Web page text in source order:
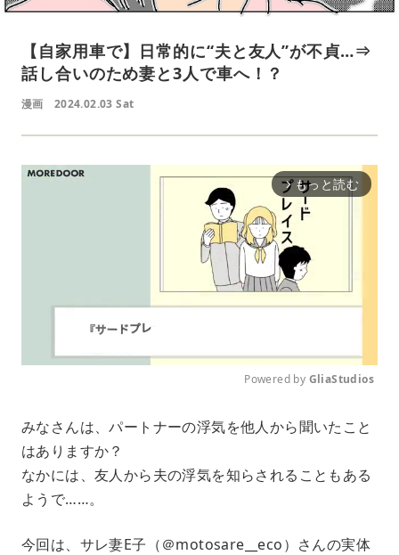
【自家用車で】日常的に“夫と友人”が不貞…⇒
話し合いのため妻と3人で車へ！？
漫画 2024.02.03 Sat
arrow_forward_ios もっと読む
u
e
Powered by GliaStudios
みなさんは、パートナーの浮気を他人から聞いたこと
はありますか？
なかには、友人から夫の浮気を知らされることもある
ようで……。
今回は、サレ妻E子（＠motosare__eco）さんの実体